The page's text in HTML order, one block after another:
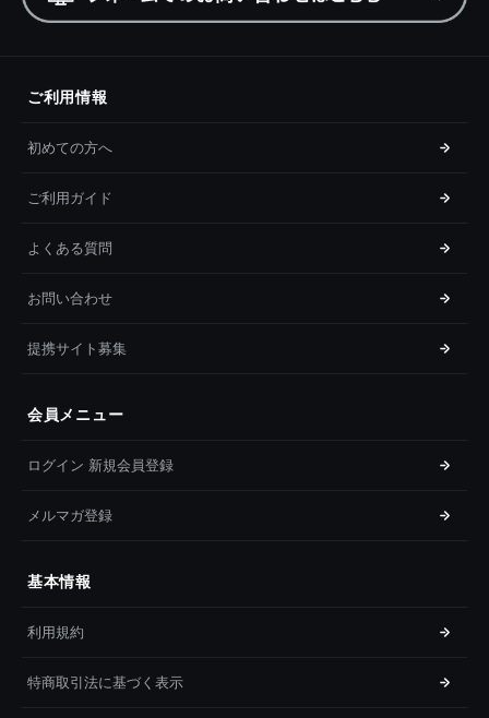
ご利用情報
初めての方へ
ご利用ガイド
よくある質問
お問い合わせ
提携サイト募集
会員メニュー
ログイン 新規会員登録
メルマガ登録
基本情報
利用規約
特商取引法に基づく表示